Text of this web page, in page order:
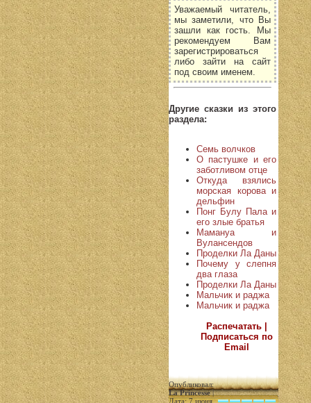
Уважаемый читатель,
мы заметили, что Вы
зашли как гость. Мы
рекомендуем Вам
зарегистрироваться
либо зайти на сайт
под своим именем.
Другие сказки из этого
раздела:
Семь волчков
О пастушке и его
заботливом отце
Откуда взялись
морская корова и
дельфин
Понг Булу Пала и
его злые братья
Мамануа и
Вулансендов
Проделки Ла Даны
Почему у слепня
два глаза
Проделки Ла Даны
Мальчик и раджа
Мальчик и раджа
Распечатать |
Подписаться по
Email
Опубликовал:
La Princesse|
Дата: 7 июня